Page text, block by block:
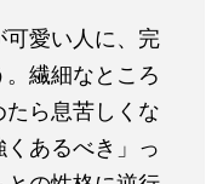
可愛い人に、完
繊細なところ
ら息苦しくな
あるべき」っ